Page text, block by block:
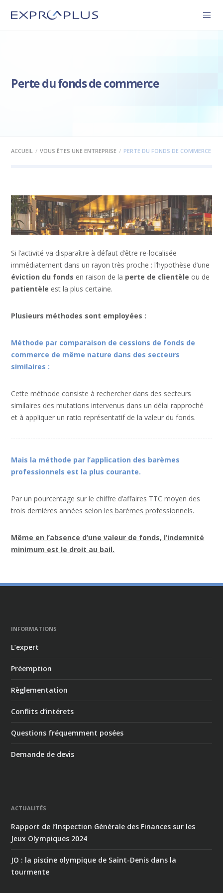
Perte du fonds de commerce
ACCUEIL VOUS ÊTES UNE ENTREPRISE PERTE DU FONDS DE COMMERCE
Si l’activité va disparaître à défaut d’être re-localisée
immédiatement dans un rayon très proche : l’hypothèse d’une
éviction du fonds en raison de la perte de clientèle ou de
patientèle est la plus certaine.
Plusieurs méthodes sont employées :
Méthode par comparaison de cessions de fonds de
commerce de même nature dans des secteurs
similaires :
Cette méthode consiste à rechercher dans des secteurs
similaires des mutations intervenus dans un délai rapproché
et à appliquer un ratio représentatif de la valeur du fonds.
Mais la méthode par l’application des barèmes
professionnels est la plus courante.
Par un pourcentage sur le chiffre d’affaires TTC moyen des
trois dernières années selonles barèmes professionnels.
Même en l’absence d’une valeur de fonds, l’indemnité
minimum est le droit au bail.
INFORMATIONS
L’expert
Préemption
Règlementation
Conflits d’intérets
Questions fréquemment posées
Demande de devis
ACTUALITÉS
Rapport de l’Inspection Générale des Finances sur les
Jeux Olympiques 2024
JO : la piscine olympique de Saint-Denis dans la
tourmente